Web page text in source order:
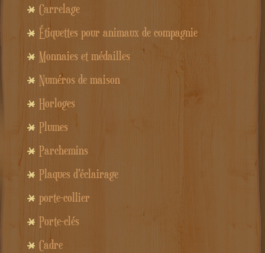
Carrelage
Étiquettes pour animaux de compagnie
Monnaies et médailles
Numéros de maison
Horloges
Plumes
Parchemins
Plaques d'éclairage
porte-collier
Porte-clés
Cadre